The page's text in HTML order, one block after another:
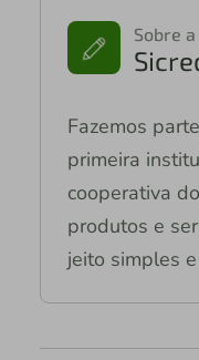
Sobre a
Fazemos
primeira
cooperativa
produtos e
jeito simples